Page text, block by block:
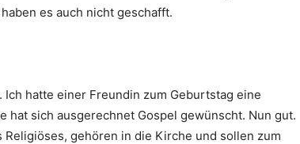
es auch nicht geschafft.
hatte einer Freundin zum Geburtstag eine
hat sich ausgerechnet Gospel gewünscht. Nun gut.
gehören in die Kirche und sollen zum